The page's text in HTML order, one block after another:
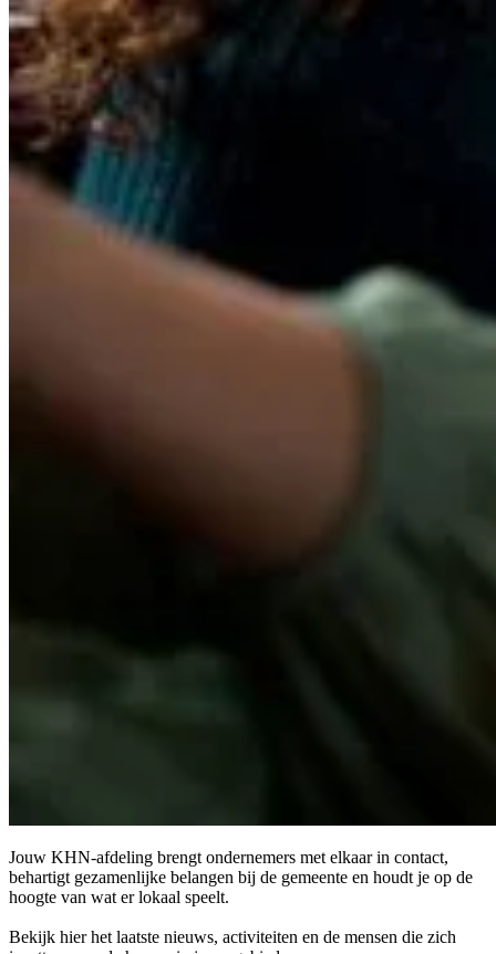
Jouw KHN-afdeling brengt ondernemers met elkaar in contact,
behartigt gezamenlijke belangen bij de gemeente en houdt je op de
hoogte van wat er lokaal speelt.
Bekijk hier het laatste nieuws, activiteiten en de mensen die zich